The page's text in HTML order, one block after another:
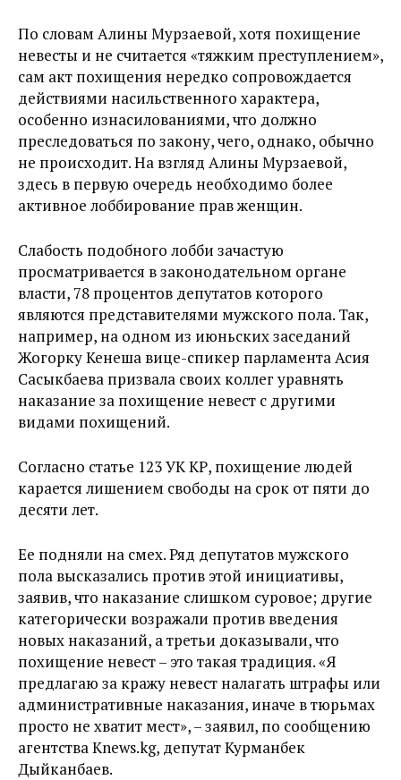
По словам Алины Мурзаевой, хотя похищение
невесты и не считается «тяжким преступлением»,
сам акт похищения нередко сопровождается
действиями насильственного характера,
особенно изнасилованиями, что должно
преследоваться по закону, чего, однако, обычно
не происходит. На взгляд Алины Мурзаевой,
здесь в первую очередь необходимо более
активное лоббирование прав женщин.
Слабость подобного лобби зачастую
просматривается в законодательном органе
власти, 78 процентов депутатов которого
являются представителями мужского пола. Так,
например, на одном из июньских заседаний
Жогорку Кенеша вице-спикер парламента Асия
Сасыкбаева призвала своих коллег уравнять
наказание за похищение невест с другими
видами похищений.
Согласно статье 123 УК КР, похищение людей
карается лишением свободы на срок от пяти до
десяти лет.
Ее подняли на смех. Ряд депутатов мужского
пола высказались против этой инициативы,
заявив, что наказание слишком суровое; другие
категорически возражали против введения
новых наказаний, а третьи доказывали, что
похищение невест – это такая традиция. «Я
предлагаю за кражу невест налагать штрафы или
административные наказания, иначе в тюрьмах
просто не хватит мест», – заявил, по сообщению
агентства Knews.kg, депутат Курманбек
Дыйканбаев.